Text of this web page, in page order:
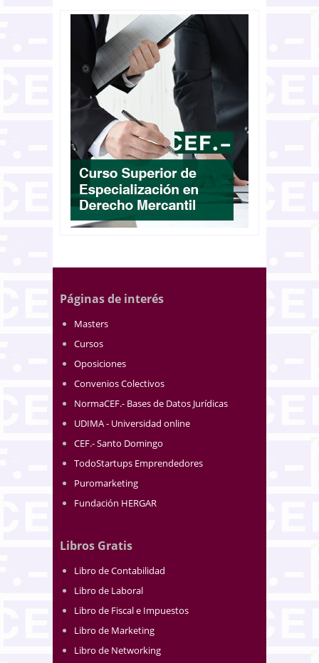
Páginas de interés
Masters
Cursos
Oposiciones
Convenios Colectivos
NormaCEF.- Bases de Datos Jurídicas
UDIMA - Universidad online
CEF.- Santo Domingo
TodoStartups Emprendedores
Puromarketing
Fundación HERGAR
Libros Gratis
Libro de Contabilidad
Libro de Laboral
Libro de Fiscal e Impuestos
Libro de Marketing
Libro de Networking